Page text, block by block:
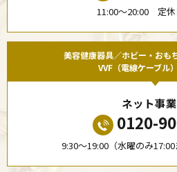
11:00〜20:00 定休
美容健康器具／ホビー・おも
VVF（電線ケーブル
ネット事
0120-
9:30〜19:00（水曜のみ